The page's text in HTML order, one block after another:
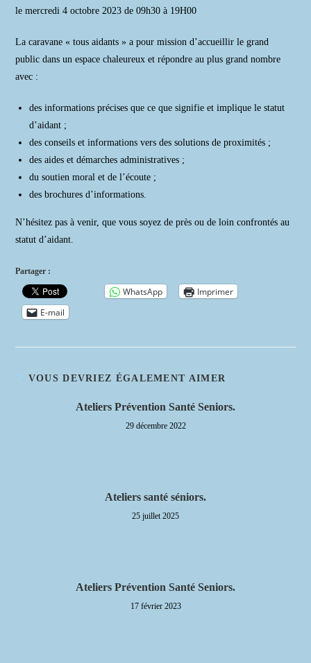
le mercredi 4 octobre 2023 de 09h30 à 19H00
La caravane « tous aidants » a pour mission d’accueillir le grand
public dans un espace chaleureux et répondre au plus grand nombre
avec :
des informations précises que ce que signifie et implique le statut
d’aidant ;
des conseils et informations vers des solutions de proximités ;
des aides et démarches administratives ;
du soutien moral et de l’écoute ;
des brochures d’informations.
N’hésitez pas à venir, que vous soyez de près ou de loin confrontés au
statut d’aidant.
Partager :
WhatsApp
Imprimer
E-mail
VOUS DEVRIEZ ÉGALEMENT AIMER
Ateliers Prévention Santé Seniors.
29 décembre 2022
Ateliers santé séniors.
25 juillet 2025
Ateliers Prévention Santé Seniors.
17 février 2023